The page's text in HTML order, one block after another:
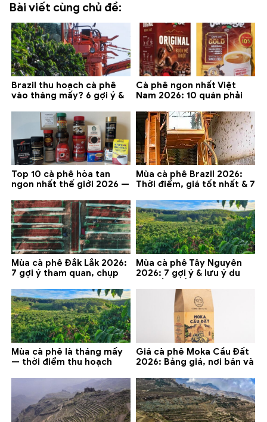
Bài viết cùng chủ đề:
Brazil thu hoạch cà phê
vào tháng mấy? 6 gợi ý &
Cà phê ngon nhất Việt
Nam 2026: 10 quán phải
Lạt
Top 10 cà phê hòa tan
ngon nhất thế giới 2026 —
Mùa cà phê Brazil 2026:
Thời điểm, giá tốt nhất & 7
Mùa cà phê Đắk Lắk 2026:
7 gợi ý tham quan, chụp
Mùa cà phê Tây Nguyên
2026: 7 gợi ý & lưu ý du
Mùa cà phê là tháng mấy
— thời điểm thu hoạch
Giá cà phê Moka Cầu Đất
2026: Bảng giá, nơi bán và